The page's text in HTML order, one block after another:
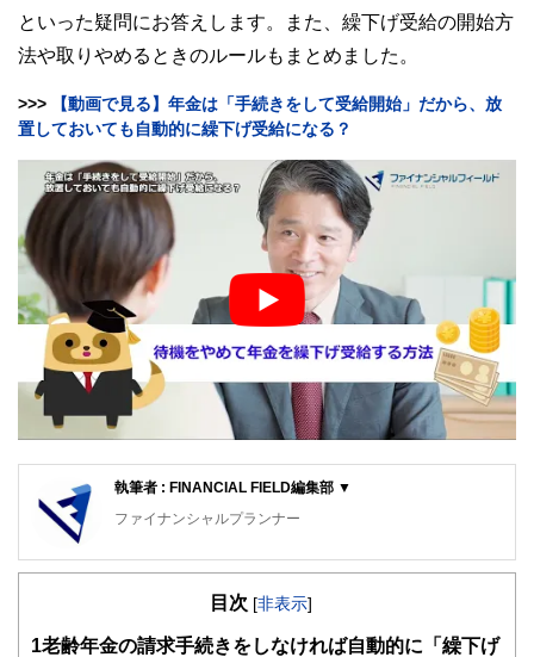
といった疑問にお答えします。また、繰下げ受給の開始方
法や取りやめるときのルールもまとめました。
>>>
【動画で見る】年金は「手続きをして受給開始」だから、放
置しておいても自動的に繰下げ受給になる？
執筆者 : FINANCIAL FIELD編集部 ▼
ファイナンシャルプランナー
FinancialField編集部は、金融、経済に関する記事を、日々
知識がない方でも理解できるようわかりやすく発信していま
目次 [非表示]
1 老齢年金の請求手続きをしなければ自動的に「繰下げ